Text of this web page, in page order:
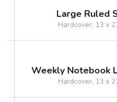
Large Ruled
Hardcover, 13 x
Weekly Notebook
Hardcover, 13 x